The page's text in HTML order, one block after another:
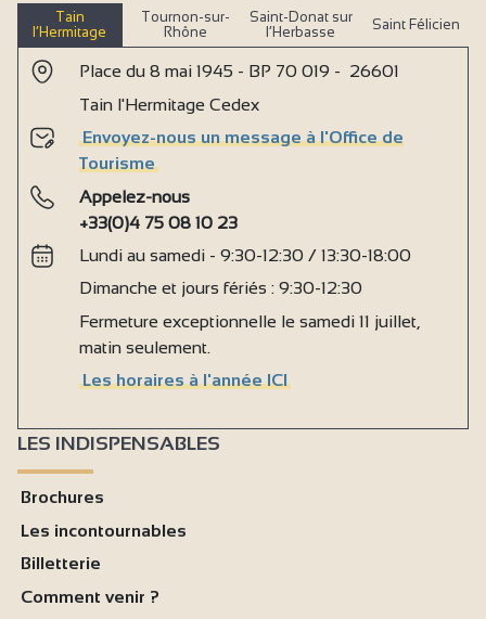
Tain
l’Hermitage
Tournon-sur-
Rhône
Saint-Donat sur
l’Herbasse
Saint Félicien
Place du 8 mai 1945 - BP 70 019 - 26601
Tain l'Hermitage Cedex
Envoyez-nous un message à l'Office de
Tourisme
Appelez-nous
+33(0)4 75 08 10 23
Lundi au samedi - 9:30-12:30 / 13:30-18:00
Dimanche et jours fériés : 9:30-12:30
Fermeture exceptionnelle le samedi 11 juillet,
matin seulement.
Les horaires à l'année ICI
LES INDISPENSABLES
Brochures
Les incontournables
Billetterie
Comment venir ?